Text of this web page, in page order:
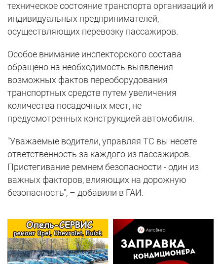
техническое состояние транспорта организаций и
индивидуальных предпринимателей,
осуществляющих перевозку пассажиров.
Особое внимание инспекторского состава
обращено на необходимость выявления
возможных фактов переоборудования
транспортных средств путем увеличения
количества посадочных мест, не
предусмотренных конструкцией автомобиля.
"Уважаемые водители, управляя ТС вы несете
ответственность за каждого из пассажиров.
Пристегивание ремнем безопасности - один из
важных факторов, влияющих на дорожную
безопасность", – добавили в ГАИ.